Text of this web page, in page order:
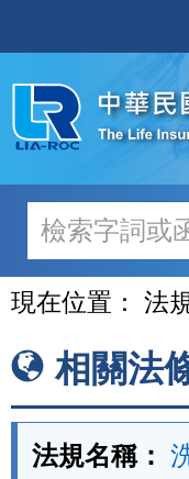
至
主
內
容
現在位置： 法
相關法
法規名稱：